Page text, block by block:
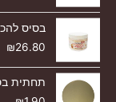
בסיס
₪26.80
תחתית